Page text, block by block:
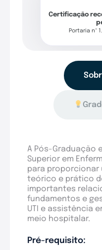
Certificação
Portaria nº
A Pós-Graduação
Superior em
para proporcionar
teórico e prático
importantes
fundamentos e
UTI e assistência
meio hospitalar.
Pré-requisito: